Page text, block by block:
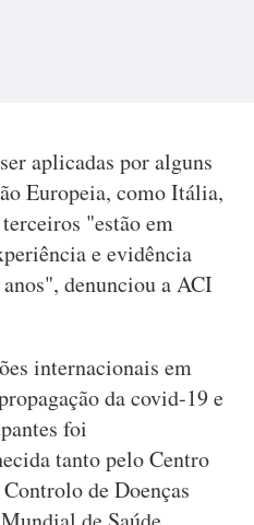
aplicadas por alguns
Europeia, como Itália,
"estão em
e evidência
denunciou a ACI
internacionais em
da covid-19 e
foi
tanto pelo Centro
de Doenças